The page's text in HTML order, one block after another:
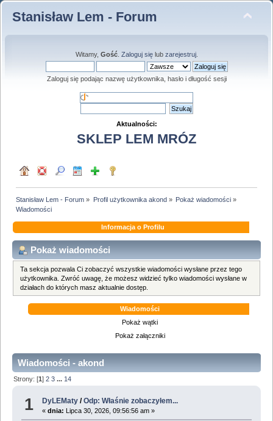
Stanisław Lem - Forum
Witamy, Gość. Zaloguj sięlub zarejestruj.
Zaloguj się podając nazwę użytkownika, hasło i długość sesji
Aktualności:
SKLEP LEM MRÓZ
Stanisław Lem - Forum » Profil użytkownika akond» Pokaż wiadomości»
Wiadomości
Informacja o Profilu
Pokaż wiadomości
Ta sekcja pozwala Ci zobaczyć wszystkie wiadomości wysłane przez tego
użytkownika. Zwróć uwagę, że możesz widzieć tylko wiadomości wysłane w
działach do których masz aktualnie dostęp.
Wiadomości
Pokaż wątki
Pokaż załączniki
Wiadomości - akond
Strony: [1]2 3 ... 14
1 DyLEMaty /Odp: Właśnie zobaczyłem...
«dnia: Lipca 30, 2026, 09:56:56 am »